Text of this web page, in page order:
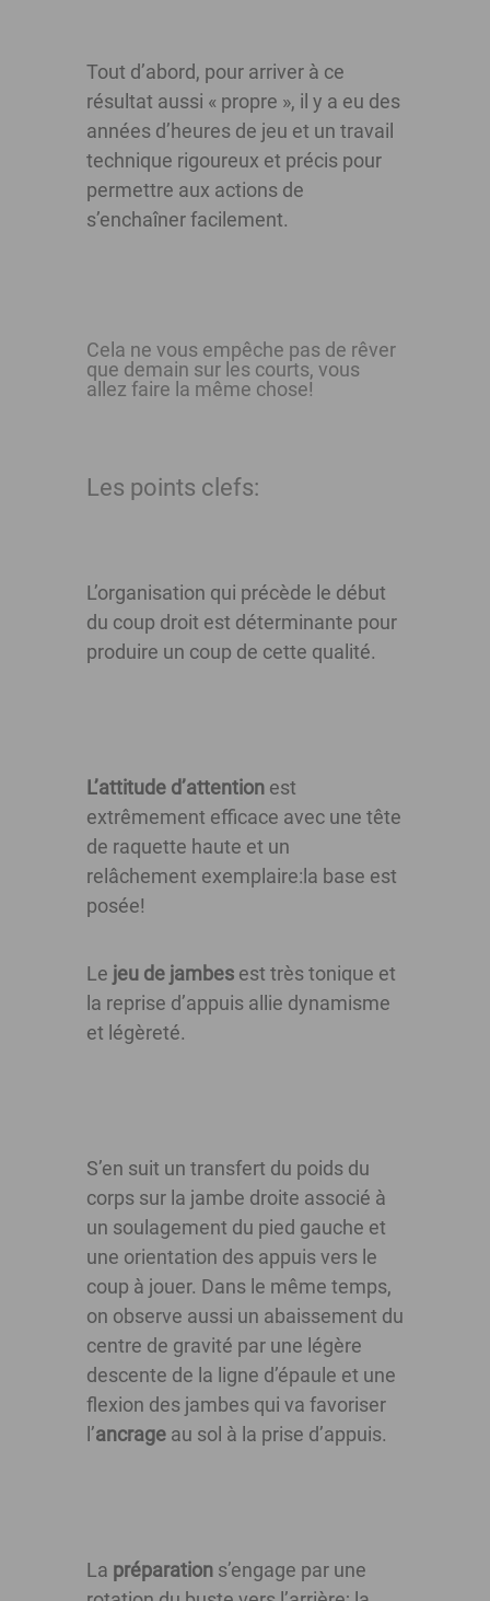
Tout d’abord, pour arriver à ce
résultat aussi « propre », il y a eu des
années d’heures de jeu et un travail
technique rigoureux et précis pour
permettre aux actions de
s’enchaîner facilement.
Cela ne vous empêche pas de rêver
que demain sur les courts, vous
allez faire la même chose!
Les points clefs:
L’organisation qui précède le début
du coup droit est déterminante pour
produire un coup de cette qualité.
L’attitude d’attention est
extrêmement efficace avec une tête
de raquette haute et un
relâchement exemplaire:la base est
posée!
Le jeu de jambes est très tonique et
la reprise d’appuis allie dynamisme
et légèreté.
S’en suit un transfert du poids du
corps sur la jambe droite associé à
un soulagement du pied gauche et
une orientation des appuis vers le
coup à jouer. Dans le même temps,
on observe aussi un abaissement du
centre de gravité par une légère
descente de la ligne d’épaule et une
flexion des jambes qui va favoriser
l’ancrage au sol à la prise d’appuis.
La préparation s’engage par une